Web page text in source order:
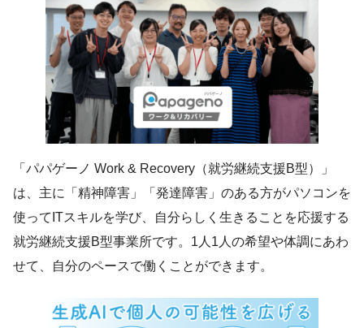
「パパゲーノ Work & Recovery（就労継続支援B型）」
は、主に「精神障害」「発達障害」のある方がパソコンを
使ってITスキルを学び、自分らしく生きることを応援する
就労継続支援B型事業所です。1人1人の希望や体調にあわ
せて、自分のペースで働くことができます。